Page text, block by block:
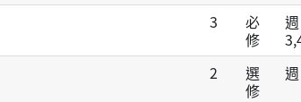
3
必
修
2
選
修